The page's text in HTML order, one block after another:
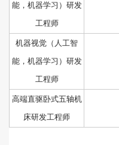
能，机器学习）研发
工程师
机器视觉（人工智
能，机器学习）研发
工程师
高端直驱卧式五轴机
床研发工程师